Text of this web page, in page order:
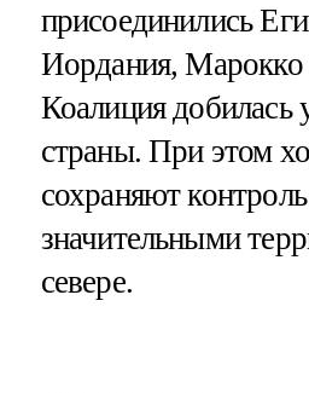
присоединились
Иордания, Марокко
Коалиция добилась
страны. При этом
сохраняют
значительными
севере.